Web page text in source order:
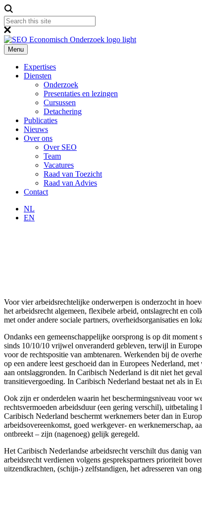
Menu
Expertises
Diensten
Onderzoek
Presentaties en lezingen
Cursussen
Detachering
Publicaties
Nieuws
Over ons
Over SEO
Team
Vacatures
Raad van Toezicht
Raad van Advies
Contact
NL
EN
Voor vier arbeidsrechtelijke onderwerpen is onderzocht in
het arbeidsrecht algemeen, flexibele arbeid, ontslagrecht en
met onder andere sociale partners, overheidsorganisaties en
Ondanks een gemeenschappelijke oorsprong is op dit
sinds 10/10/10 vrijwel onveranderd gebleven, terwijl in
voor de rechtspositie van ambtenaren. Werkenden bij de
op een andere leest geschoeid dan in Europees Nederland,
aan ontslaggronden. In Caribisch Nederland is dit niet het
transitievergoeding. In Caribisch Nederland bestaat net als in
Ook zijn er onderdelen waarin het beschermingsniveau voor
rechtsvermoeden arbeidsduur (een gering verschil),
Caribisch Nederland beschermt werknemers beter dan in
arbeidsovereenkomst, goed werkgever- en werknemerschap,
ontbreekt – zijn (nagenoeg) gelijk geregeld.
Het Caribisch Nederlandse arbeidsrecht verschilt dus danig
arbeidsrecht verdienen volgens gesprekspartners prioriteit
uitzendkrachten, (schijn-) zelfstandigen, het adresseren van